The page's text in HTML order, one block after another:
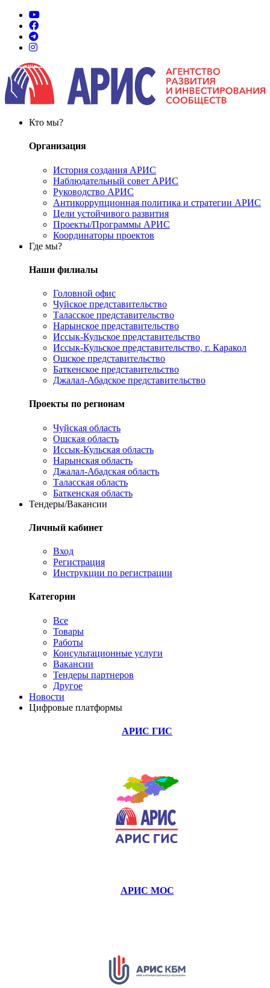
Кто мы?
Организация
История создания АРИС
Наблюдательный совет АРИС
Руководство АРИС
Антикоррупционная политика и стратегии АРИС
Цели устойчивого развития
Проекты/Программы АРИС
Координаторы проектов
Где мы?
Наши филиалы
Головной офис
Чуйское представительство
Таласское представительство
Нарынское представительство
Иссык-Кульское представительство
Иссык-Кульское представительство, г. Каракол
Ошское представительство
Баткенское представительство
Джалал-Абадское представительство
Проекты по регионам
Чуйская область
Ошская область
Иссык-Кульская область
Нарынская область
Джалал-Абадская область
Таласская область
Баткенская область
Тендеры/Вакансии
Личный кабинет
Вход
Регистрация
Инструкции по регистрации
Категории
Все
Товары
Работы
Консультационные услуги
Вакансии
Тендеры партнеров
Другое
Новости
Цифровые платформы
АРИС ГИС
АРИС МОС